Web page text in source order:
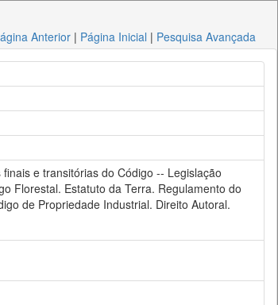
Anterior | Página Inicial | Pesquisa Avançada
e transitórias do Código -- Legislação
Florestal. Estatuto da Terra. Regulamento do
de Propriedade Industrial. Direito Autoral.